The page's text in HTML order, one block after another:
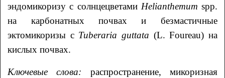
эндомикоризу с солнцецветами Helianthemum spp.
на карбонатных почвах и безмастичные
эктомикоризы с Tuberaria guttata (L. Foureau) на
кислых почвах.
Ключевые слова: распространение, микоризная